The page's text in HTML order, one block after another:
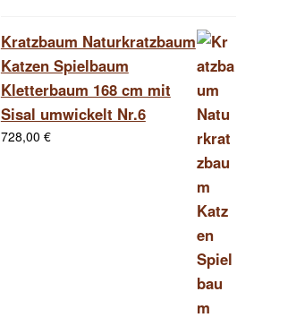
Kratzbaum Naturkratzbaum
Katzen Spielbaum
Kletterbaum 168 cm mit
Sisal umwickelt Nr.6
728,00 €